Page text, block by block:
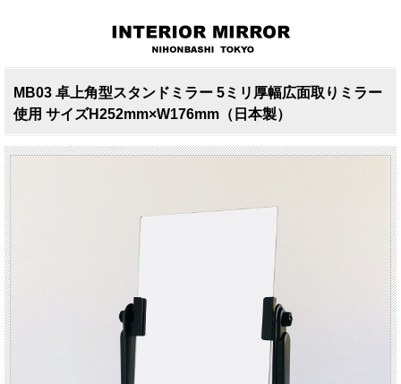
MB03 卓上角型スタンドミラー 5ミリ厚幅広面取りミラー
使用 サイズH252mm×W176mm（日本製）